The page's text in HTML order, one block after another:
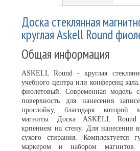
Доска стеклянная
круглая Askell Round
Общая информация
ASKELL Round - круглая
учебного центра или конференц
фиолетовый. Современная модель
поверхность для нанесения
прослойку, благодаря которой
магниты. Доска ASKELL Round
крпением на стену. Для нанесения
сухого стирания. Комплектуется
маркером и набором магнитов.